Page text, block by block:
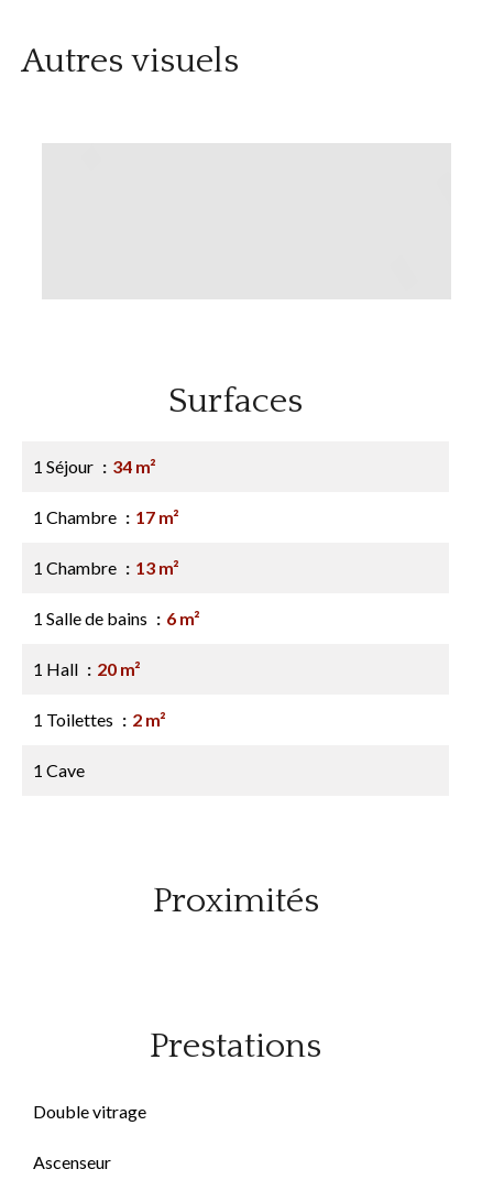
Autres visuels
Surfaces
1 Séjour 34 m²
1 Chambre 17 m²
1 Chambre 13 m²
1 Salle de bains 6 m²
1 Hall 20 m²
1 Toilettes 2 m²
1 Cave
Proximités
Prestations
Double vitrage
Ascenseur